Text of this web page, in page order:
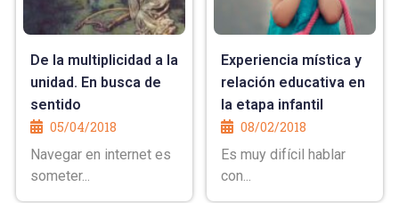
De la multiplicidad a la
unidad. En busca de
sentido
05/04/2018
Navegar en internet es
someter...
Experiencia mística y
relación educativa en
la etapa infantil
08/02/2018
Es muy difícil hablar
con...